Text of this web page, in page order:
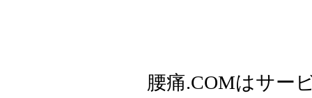
腰痛.COMはサー